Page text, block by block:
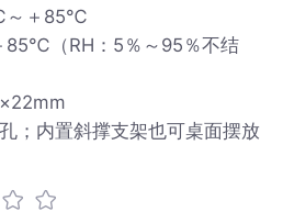
～＋85℃
（RH：5％～95％不结
；内置斜撑支架也可桌面摆放